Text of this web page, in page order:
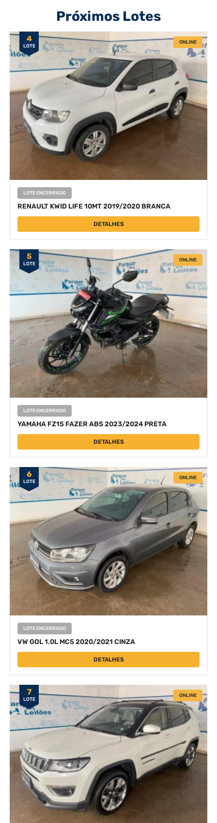
Próximos Lotes
4
LOTE
ONLINE
LOTE ENCERRADO
RENAULT KWID LIFE 10MT 2019/2020 BRANCA
DETALHES
5
LOTE
ONLINE
LOTE ENCERRADO
YAMAHA FZ15 FAZER ABS 2023/2024 PRETA
DETALHES
6
LOTE
ONLINE
LOTE ENCERRADO
VW GOL 1.0L MC5 2020/2021 CINZA
DETALHES
7
LOTE
ONLINE